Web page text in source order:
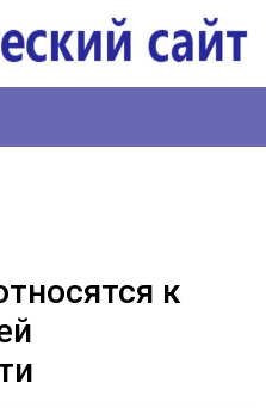
к